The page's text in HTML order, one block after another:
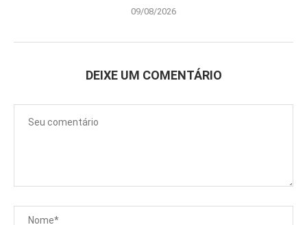
09/08/2026
DEIXE UM COMENTÁRIO